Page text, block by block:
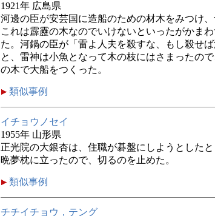
1921年 広島県
河邊の臣が安芸国に造船のための材木をみつけ
これは霹靂の木なのでいけないといったがかま
た。河鍋の臣が「雷よ人夫を殺すな、もし殺せ
と、雷神は小魚となって木の枝にはさまったの
の木で大船をつくった。
類似事例
イチョウノセイ
1955年 山形県
正光院の大銀杏は、住職が碁盤にしようとした
晩夢枕に立ったので、切るのを止めた。
類似事例
チチイチョウ，テング